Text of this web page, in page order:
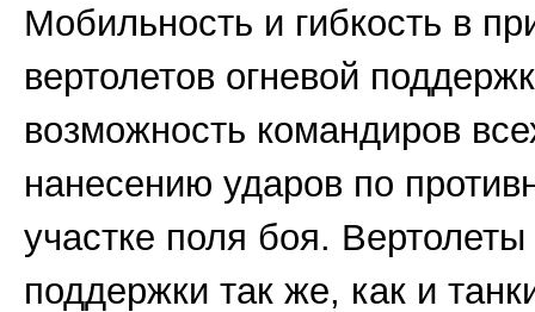
Мобильность и гибкость в
вертолетов огневой
возможность командиров
нанесению ударов по
участке поля боя. Вертолеты
поддержки так же, как и